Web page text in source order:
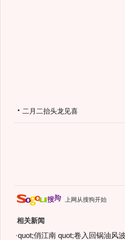
二月二抬头龙见喜
上网从搜狗开始
相关新闻
·quot;俏江南 quot;卷入回锅油风